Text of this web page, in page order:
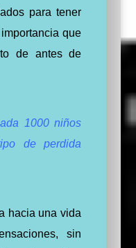
para tener
que
de antes de
1000 niños
de perdida
hacia una vida
sin